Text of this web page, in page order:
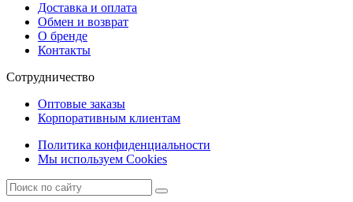
Доставка и оплата
Обмен и возврат
О бренде
Контакты
Сотрудничество
Оптовые заказы
Корпоративным клиентам
Политика конфиденциальности
Мы используем Cookies